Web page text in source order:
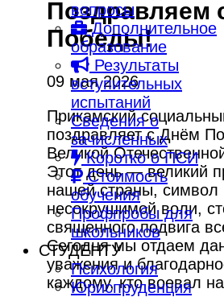
вопросы
Дополнительное
образование
Результаты
вступительных
испытаний
Сведения о
зачисленных
Коротко о ПСИ
Стоимость
обучения
Профпробы для
школьников
СТУДЕНТУ
Психология
Юриспруденция
Поздравляем
Победы!
09 мая 2026
Прикамский
поздравляет с Днём
Великой
Этот день — великий
нашей страны, символ
несокрушимой воли,
священного подвига
Сегодня мы отдаем
уважения и
каждому, кто воевал